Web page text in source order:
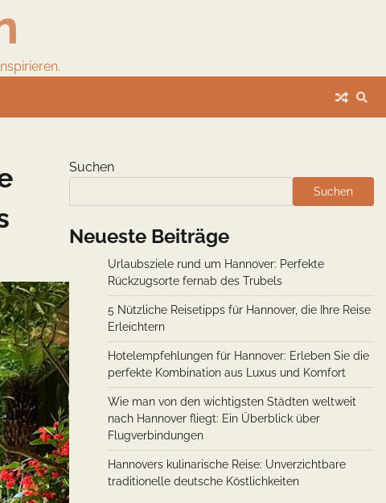
Suchen
Suchen
Neueste Beiträge
Urlaubsziele rund um Hannover: Perfekte
Rückzugsorte fernab des Trubels
5 Nützliche Reisetipps für Hannover, die Ihre Reise
Erleichtern
Hotelempfehlungen für Hannover: Erleben Sie die
perfekte Kombination aus Luxus und Komfort
Wie man von den wichtigsten Städten weltweit
nach Hannover fliegt: Ein Überblick über
Flugverbindungen
Hannovers kulinarische Reise: Unverzichtbare
traditionelle deutsche Köstlichkeiten